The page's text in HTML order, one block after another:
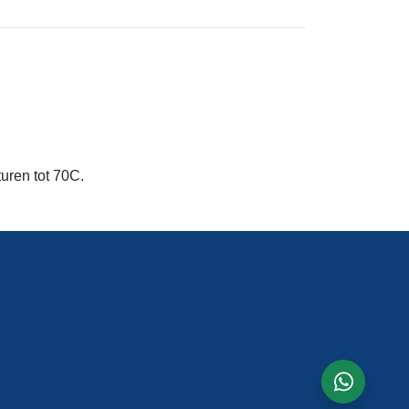
tot 70C.
whatsapp